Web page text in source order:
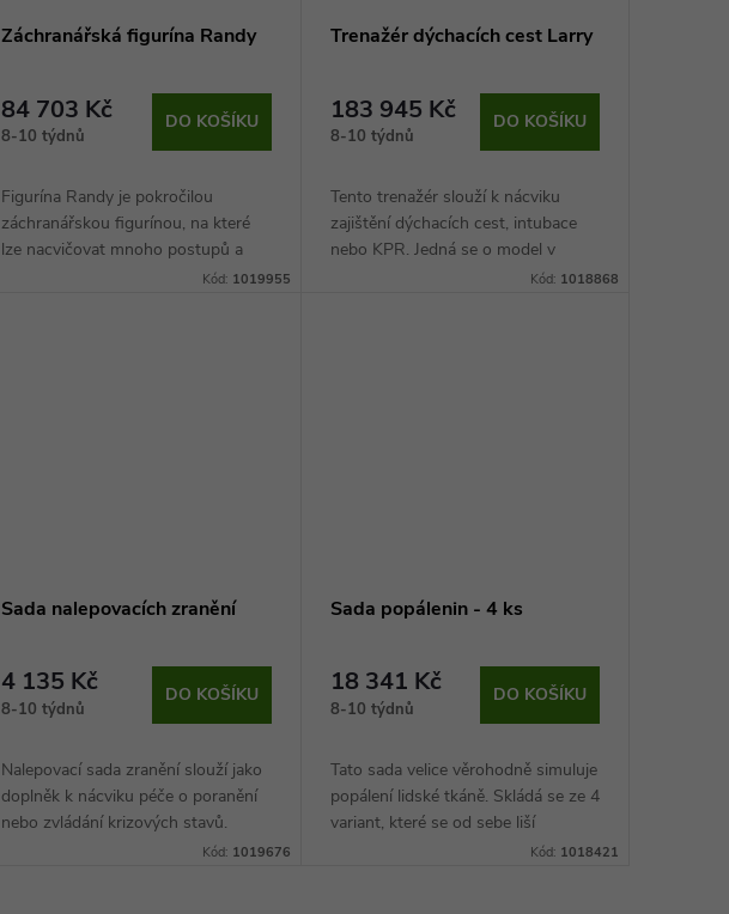
Záchranářská figurína Randy
84 703 Kč
8-10 týdnů
DO KOŠÍKU
Figurína Randy je pokročilou
záchranářskou figurínou, na které
lze nacvičovat mnoho postupů a
procedur. Díky reálnému rozložení
Kód: 1019955
Trenažér dýchacích cest Larry
183 945 Kč
8-10 týdnů
DO KOŠÍKU
Tento trenažér slouží k nácviku
zajištění dýchacích cest, intubace
nebo KPR. Jedná se o model v
životní velikosti, který je anatomicky
Kód: 1018868
Sada nalepovacích zranění
4 135 Kč
8-10 týdnů
DO KOŠÍKU
Nalepovací sada zranění slouží jako
doplněk k nácviku péče o poranění
nebo zvládání krizových stavů.
Kód: 1019676
Sada popálenin - 4 ks
18 341 Kč
8-10 týdnů
DO KOŠÍKU
Tato sada velice věrohodně simuluje
popálení lidské tkáně. Skládá se ze 4
variant, které se od sebe liší
stupněm popálení. Jednotlivé kusy
Kód: 1018421